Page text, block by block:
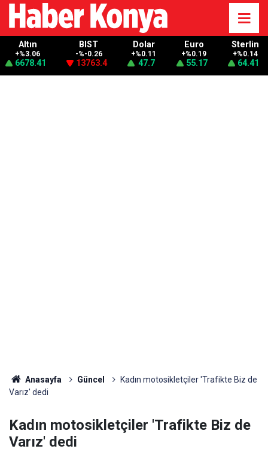
Altın
+%3.06
6678.41
BIST
-%-0.26
13763.4
Dolar
+%0.11
47.7
Euro
+%0.19
55.17
Sterlin
+%0.14
64.41
Anasayfa Güncel
Kadın motosikletçiler 'Trafikte Biz de
Varız' dedi
Kadın motosikletçiler 'Trafikte Biz de
Varız' dedi